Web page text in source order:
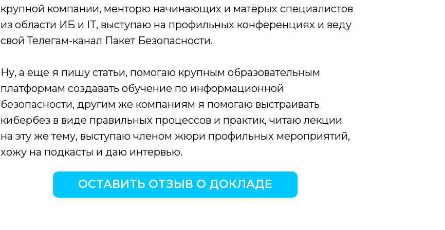
крупной компании, менторю начинающих и матёрых специалистов
из области ИБ и IT, выступаю на профильных конференциях и веду
свой Телегам-канал Пакет Безопасности.
Ну, а еще я пишу статьи, помогаю крупным образовательным
платформам создавать обучение по информационной
безопасности, другим же компаниям я помогаю выстраивать
кибербез в виде правильных процессов и практик, читаю лекции
на эту же тему, выступаю членом жюри профильных мероприятий,
хожу на подкасты и даю интервью.
ОСТАВИТЬ ОТЗЫВ О ДОКЛАДЕ